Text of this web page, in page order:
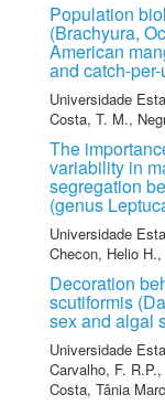
Population
(Brachyura,
American
and catch-
Universidade
Costa, T. M.,
The
variability in
segregation
(genus
Universidade
Checon, Helio H.,
Decoration
scutiformis
sex and algal
Universidade
Carvalho, F. R.P.,
Costa, Tânia